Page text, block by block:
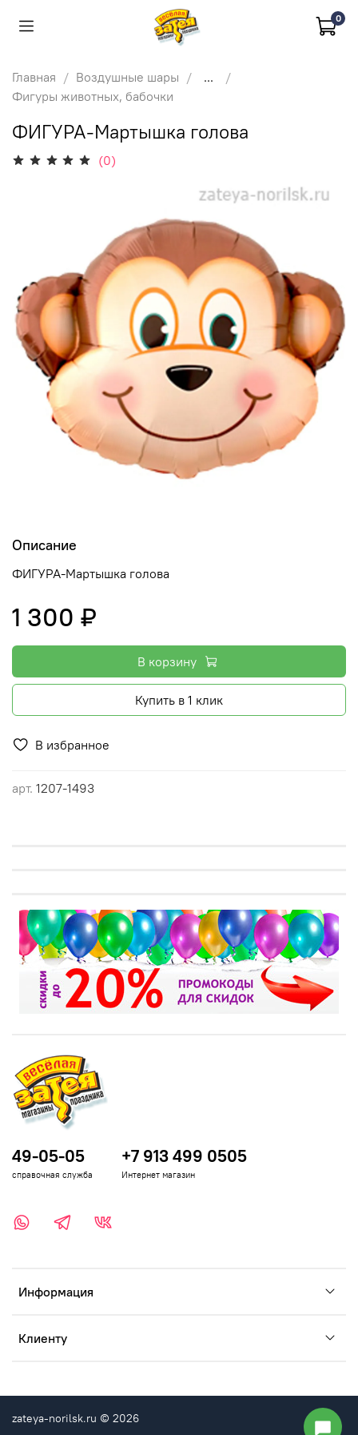
0
Главная Воздушные шары
...
Фигуры животных, бабочки
ФИГУРА-Мартышка голова
(0)
В избранное
арт. 1207-1493
Описание
ФИГУРА-Мартышка голова
1 300 ₽
В корзину
Купить в 1 клик
Информация
Клиенту
49-05-05
справочная служба
+7 913 499 0505
Интернет магазин
zateya-norilsk.ru © 2026